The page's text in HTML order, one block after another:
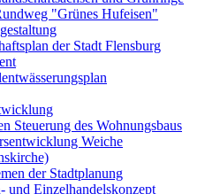
"Grünes Hufeisen"
der Stadt Flensburg
Steuerung des Wohnungsbaus
Weiche
der Stadtplanung
und Einzelhandelskonzept